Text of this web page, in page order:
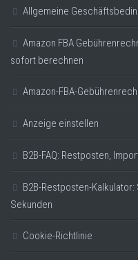
Allgemeine
Amazon FBA
sofort berechnen
Amazon-FBA-
Anzeige einstellen
B2B-FAQ: Restposten,
B2B-Restposten-
Sekunden
Cookie-Richtlinie